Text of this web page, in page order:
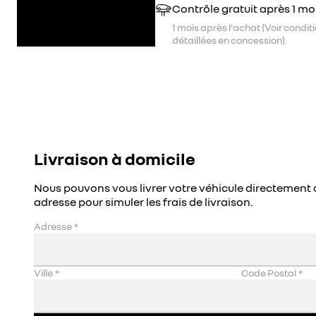
Contrôle gratuit après 1
1 mois après l'achat (Voir
détaillées en concession).
Livraison à domicile
Nous pouvons vous livrer votre véhicule directement
adresse pour simuler les frais de livraison.
Adresse*
Ville* Code Postal*